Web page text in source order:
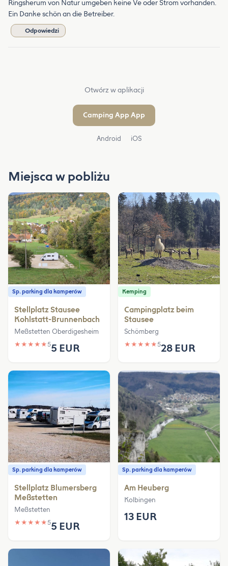
Ringsherum von Natur umgeben keine Ve oder Strom vorhanden.
Ein Danke schön an die Betreiber.
Odpowiedzi
Otwórz w aplikacji
Camping App App
Android iOS
Miejsca w pobliżu
Sp. parking dla kamperów
Stellplatz Stausee
Kohlstatt-Brunnenbach
Meßstetten Oberdigesheim
★ ★ ★ ★ ★55 EUR
Kemping
Campingplatz beim
Stausee
Schömberg
★ ★ ★ ★ ★528 EUR
Sp. parking dla kamperów
Stellplatz Blumersberg
Meßstetten
Meßstetten
★ ★ ★ ★ ★55 EUR
Sp. parking dla kamperów
Am Heuberg
Kolbingen
13 EUR